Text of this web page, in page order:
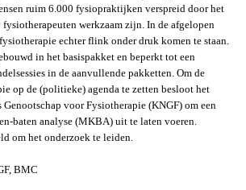
ruim 6.000 fysiopraktijken verspreid door het
fysiotherapeuten werkzaam zijn. In de afgelopen
echter flink onder druk komen te staan.
in het basispakket en beperkt tot een
in de aanvullende pakketten. Om de
op de (politieke) agenda te zetten besloot het
voor Fysiotherapie (KNGF) om een
baten analyse (MKBA) uit te laten voeren.
om het onderzoek te leiden.